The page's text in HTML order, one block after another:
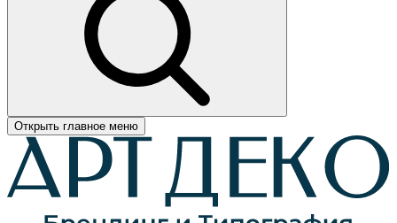
Открыть главное меню